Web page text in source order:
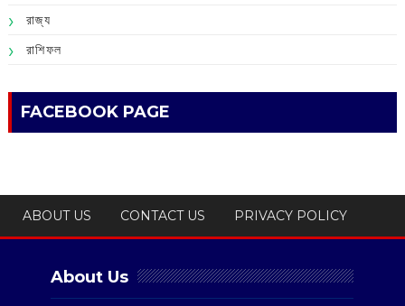
রাজ্য
রাশিফল
FACEBOOK PAGE
ABOUT US CONTACT US PRIVACY POLICY
About Us